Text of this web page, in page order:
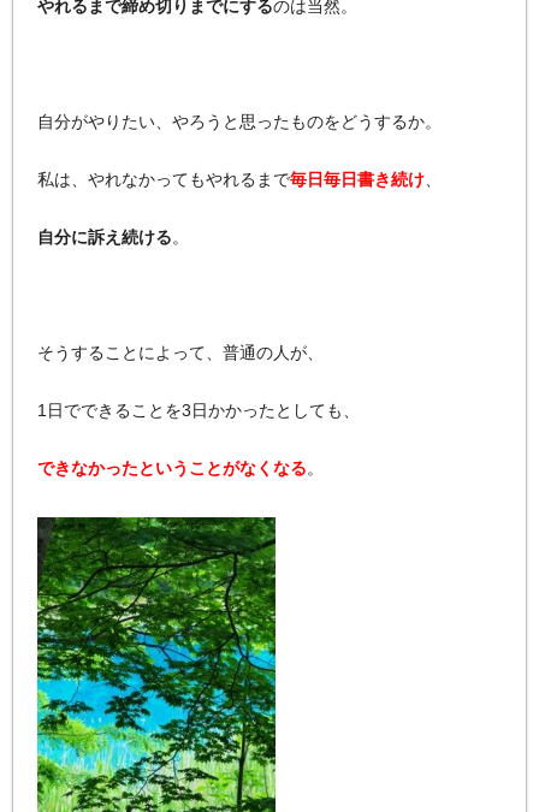
やれるまで締め切りまでにするのは当然。
自分がやりたい、やろうと思ったものをどうするか。
私は、やれなかってもやれるまで毎日毎日書き続け、
自分に訴え続ける。
そうすることによって、普通の人が、
1日でできることを3日かかったとしても、
できなかったということがなくなる。